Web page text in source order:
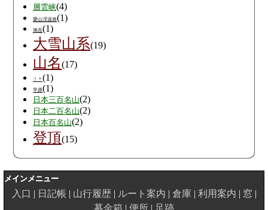
層雲峡(4)
愛山渓温泉(1)
旭岳(1)
大雪山系(19)
山名 (17)
！＊ (1)
平原(1)
日本三百名山(2)
日本二百名山(2)
日本百名山(2)
登頂(15)
メインメニュー
入口 日記帳 山行履歴 ルート案内 倉庫 利用案内
窓
募金箱
便所 足跡